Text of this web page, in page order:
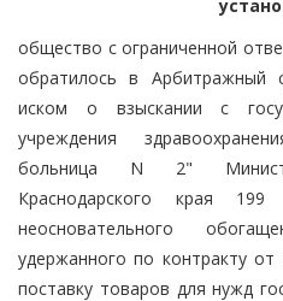
общество с ограниченной
обратилось в Арбитражный
иском о взыскании с
учреждения
больница N 2"
Краснодарского края
неосновательного
удержанного по контракту от
поставку товаров для нужд